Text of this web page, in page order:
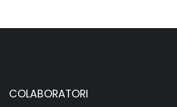
COLABORATORI